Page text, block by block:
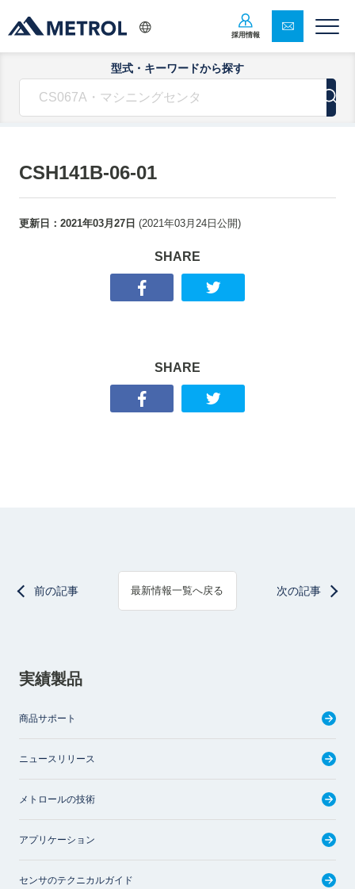
採用情報
型式・キーワードから探す
CSH141B-06-01
更新日： 2021年03月27日 (2021年03月24日 公開)
SHARE
SHARE
前の記事 最新情報一覧へ戻る 次の記事
実績製品
商品サポート
ニュースリリース
メトロールの技術
アプリケーション
センサのテクニカルガイド